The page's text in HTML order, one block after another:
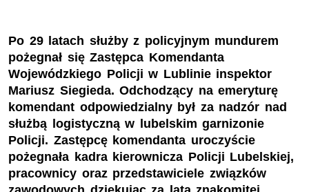
Po 29 latach służby z policyjnym mundurem
pożegnał się Zastępca Komendanta
Wojewódzkiego Policji w Lublinie inspektor
Mariusz Siegieda. Odchodzący na emeryturę
komendant odpowiedzialny był za nadzór nad
służbą logistyczną w lubelskim garnizonie
Policji. Zastępcę komendanta uroczyście
pożegnała kadra kierownicza Policji Lubelskiej,
pracownicy oraz przedstawiciele związków